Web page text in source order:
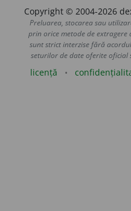
Copyright © 2004-2026
Preluarea, stocarea sau
prin orice metode de extragere
sunt strict interzise fără
seturilor de date oferite oficial
licență